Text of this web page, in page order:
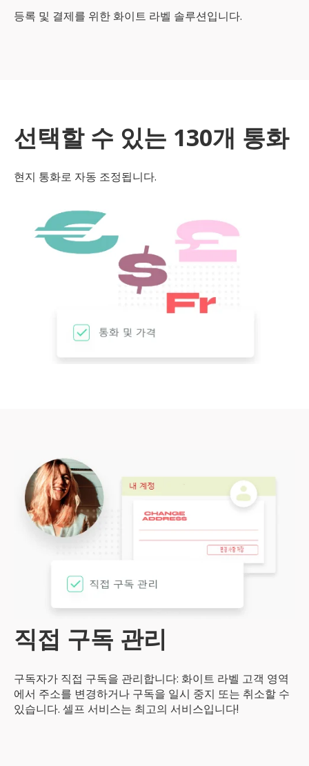
등록 및 결제를 위한 화이트 라벨 솔루션입니다.
선택할 수 있는 130개 통화
현지 통화로 자동 조정됩니다.
직접 구독 관리
구독자가 직접 구독을 관리합니다: 화이트 라벨 고객 영역
에서 주소를 변경하거나 구독을 일시 중지 또는 취소할 수
있습니다. 셀프 서비스는 최고의 서비스입니다!